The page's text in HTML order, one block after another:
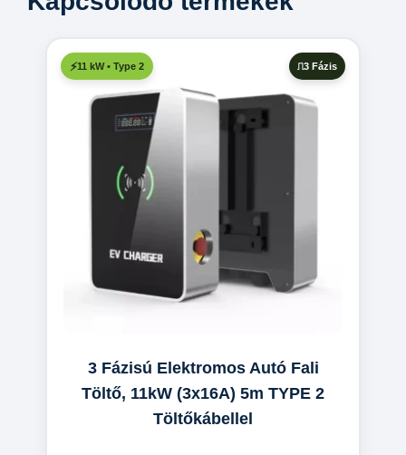
11 kW • Type 2 3 Fázis
3 Fázisú Elektromos Autó Fali
Töltő, 11kW (3x16A) 5m TYPE 2
Töltőkábellel